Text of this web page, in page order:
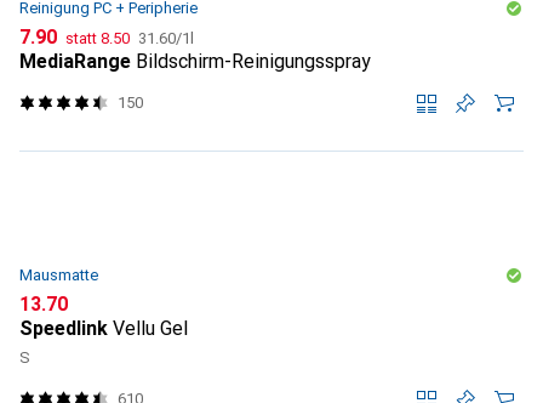
Reinigung PC + Peripherie
CHF
7.90 statt CHF
8.50 CHF
31.60/1l
MediaRange Bildschirm-Reinigungsspray
150
Mausmatte
CHF
13.70
Speedlink Vellu Gel
S
610